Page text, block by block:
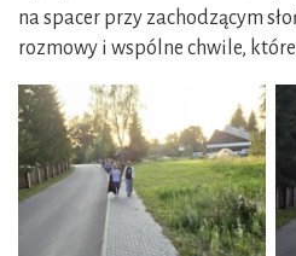
na spacer przy zachodzącym
rozmowy i wspólne chwile,